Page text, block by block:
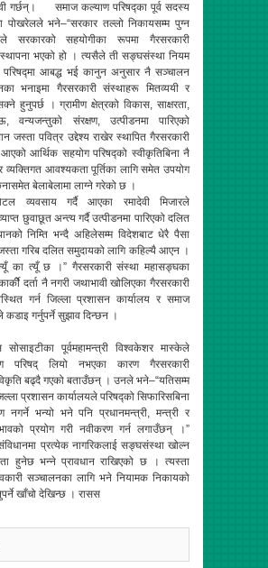
गर्छन्। समाज कल्याण परिषद्का पूर्व सदस्य
पोखरेलले भने–“सरकार तल्लो निकायसम्म पुग्न
सरकारको सहयोगीका रूपमा गैरसरकारी
भएको हो । त्यसैले ती सङ्घसंस्था नियम
आबद्ध भई कानुन अनुसार नै सञ्चालन
भनाइमा गैरसरकारी संस्थाहरू मितव्ययी र
हुनुपर्छ । ग्रामीण क्षेत्रको विकास, साक्षरता,
वन्यजन्तुको संरक्षण, उत्पीडनमा पारिएको
जस्ता पवित्र उद्देश्य राखेर स्थापित गैरसरकारी
आर्थिक सहयोग परिषद्को स्वीकृतिबिना नै
व्यक्तिगत आवश्यकता पूर्तिका लागि समेत उपयोग
बेलाबेलामा लाग्ने गरेको छ ।
व्यवसाय गर्दै आएका रमादेवी मिजारले
छुवाछूत अन्त्य गर्दै उत्पीडनमा पारिएको दलित
निम्ति भन्दै अहिलेसम्म विदेशबाट धेरै पैसा
गरिब दलित समुदायको लागि कहिल्यै आएन ।
का त्यूँ छ ।” गैरसरकारी संस्था महासङ्घका
दर्ता नै नगरी जथाभावी खोलिएका गैरसरकारी
गर्न जिल्ला प्रशासन कार्यालय र समाज
कडाइ गर्नुपर्ने सुझाव दिन्छन ।
पूर्वमहामन्त्री विश्वकेशर मास्केले
परिषद् लियो नभएका कारण गैरसरकारी
बढ्दै गएको बताउँछन् । उनले भने–“यतिसम्म
प्रशासन कार्यालयले परिषद्को सिफारिसबिना
नगर्ने भन्यो भने पनि प्रधानमन्त्री, मन्त्री र
प्रयोग गरी नवीकरण गर्न लगाउँछन् ।”
प्रत्येक नागरिकलाई सङ्घसंस्था खोल्न
हुनेछ भन्ने प्रावधान राखिएको छ । त्यस्ता
सञ्चालनका लागि भने नियामक निकायको
खाँचो देखिन्छ । रासस